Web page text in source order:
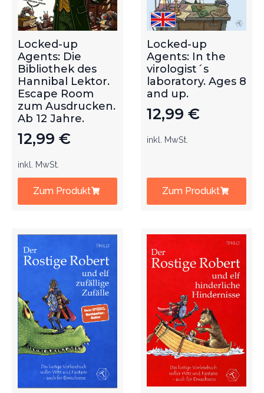
Locked-up
Agents: Die
Bibliothek des
Hannibal Lektor.
Escape Room
zum Ausdrucken.
Ab 12 Jahre.
12,99 €
inkl. MwSt.
Zum Produkt
Locked-up
Agents: In the
virologist´s
laboratory. Ages 8
and up.
12,99 €
inkl. MwSt.
Zum Produkt